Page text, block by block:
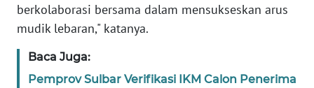
berkolaborasi bersama dalam mensukseskan arus
mudik lebaran," katanya.
Baca Juga:
Pemprov Sulbar Verifikasi IKM Calon Penerima
WN
RIAU
WN
SERAMBI